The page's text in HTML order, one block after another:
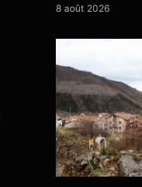
8 août 2026